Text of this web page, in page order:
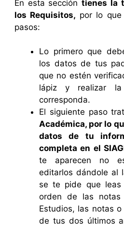
En esta seccióntienes la
los Requisitos, por lo
pasos:
Lo primero que
los datos de tus
que no estén
lápiz y realizar la
corresponda.
El siguiente paso
Académica, por lo
datos de tu
completa en el
te aparecen no
editarlos dándole al
se te pide que leas
orden de las
Estudios, las notas
de tus dos últimos